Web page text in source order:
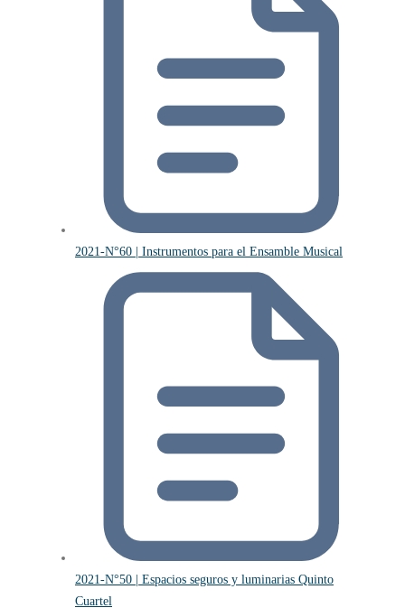
2021-N°60 | Instrumentos para el Ensamble Musical
2021-N°50 | Espacios seguros y luminarias Quinto
Cuartel